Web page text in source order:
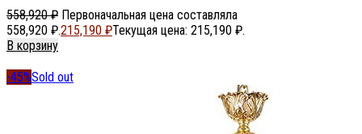
558,920₽ Первоначальная цена составляла
558,920 ₽.215,190 ₽Текущая цена: 215,190 ₽.
В корзину
-45%Sold out